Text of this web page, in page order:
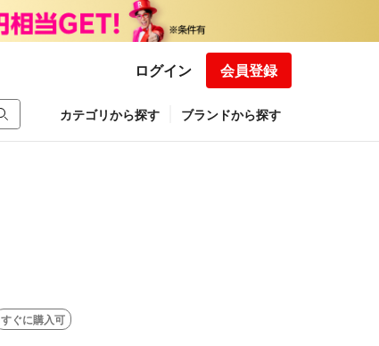
ログイン 会員登録
カテゴリから探す ブランドから探す
すぐに購入可